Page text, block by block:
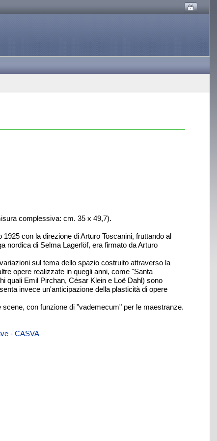
complessiva: cm. 35 x 49,7).
con la direzione di Arturo Toscanini, fruttando al
nordica di Selma Lagerlöf, era firmato da Arturo
sul tema dello spazio costruito attraverso la
opere realizzate in quegli anni, come "Santa
quali Emil Pirchan, César Klein e Loë Dahl) sono
invece un'anticipazione della plasticità di opere
con funzione di "vademecum" per le maestranze.
- CASVA